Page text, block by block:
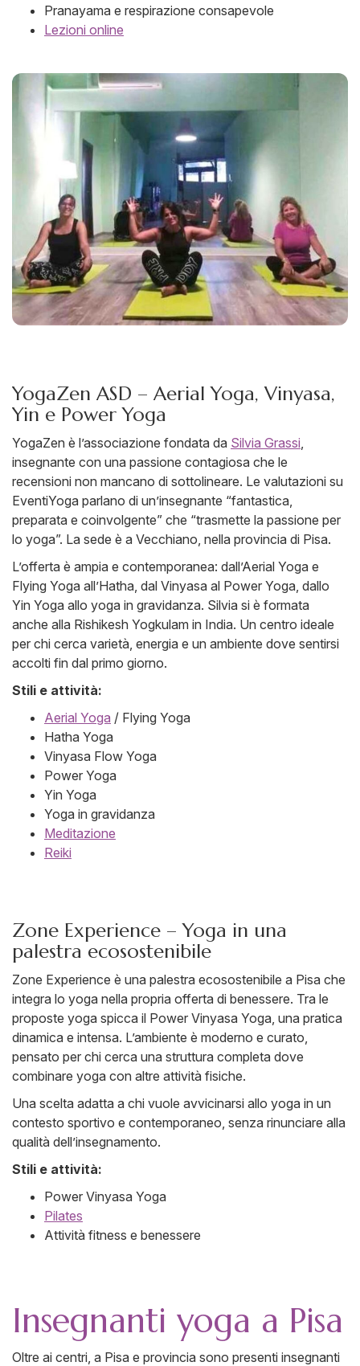
Pranayama e respirazione consapevole
Lezioni online
YogaZen ASD – Aerial Yoga, Vinyasa,
Yin e Power Yoga
YogaZen è l’associazione fondata da Silvia Grassi
insegnante con una passione contagiosa che le
recensioni non mancano di sottolineare. Le valutazioni su
EventiYoga parlano di un’insegnante “fantastica,
preparata e coinvolgente” che “trasmette la passione per
lo yoga”. La sede è a Vecchiano, nella provincia di Pisa.
L’offerta è ampia e contemporanea: dall’Aerial Yoga e
Flying Yoga all’Hatha, dal Vinyasa al Power Yoga, dallo
Yin Yoga allo yoga in gravidanza. Silvia si è formata
anche alla Rishikesh Yogkulam in India. Un centro ideale
per chi cerca varietà, energia e un ambiente dove sentirsi
accolti fin dal primo giorno.
Stili e attività:
Aerial Yoga / Flying Yoga
Hatha Yoga
Vinyasa Flow Yoga
Power Yoga
Yin Yoga
Yoga in gravidanza
Meditazione
Reiki
Zone Experience – Yoga in una
palestra ecosostenibile
Zone Experience è una palestra ecosostenibile a Pisa che
integra lo yoga nella propria offerta di benessere. Tra le
proposte yoga spicca il Power Vinyasa Yoga, una pratica
dinamica e intensa. L’ambiente è moderno e curato,
pensato per chi cerca una struttura completa dove
combinare yoga con altre attività fisiche.
Una scelta adatta a chi vuole avvicinarsi allo yoga in un
contesto sportivo e contemporaneo, senza rinunciare alla
qualità dell’insegnamento.
Stili e attività:
Power Vinyasa Yoga
Pilates
Attività fitness e benessere
Insegnanti yoga a Pisa
Oltre ai centri, a Pisa e provincia sono presenti insegnanti